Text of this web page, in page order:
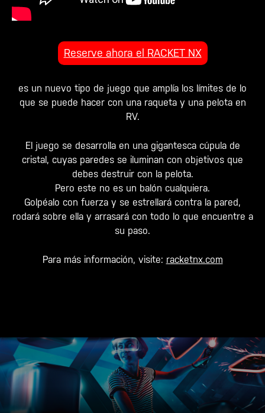
Reserve ahora el RACKET NX
es un nuevo tipo de juego que amplía los límites de lo
que se puede hacer con una raqueta y una pelota en
RV.
El juego se desarrolla en una gigantesca cúpula de
cristal, cuyas paredes se iluminan con objetivos que
debes destruir con la pelota.
Pero este no es un balón cualquiera.
Golpéalo con fuerza y se estrellará contra la pared,
rodará sobre ella y arrasará con todo lo que encuentre a
su paso.
Para más información, visite: racketnx.com